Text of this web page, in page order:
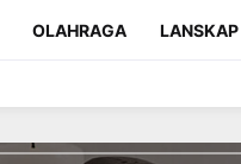
OLAHRAGA LANSKAP